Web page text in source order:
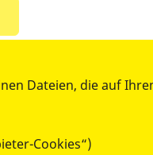
Dateien, die auf
Cookies“)